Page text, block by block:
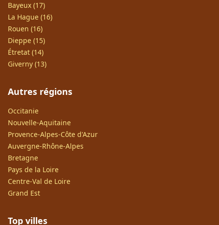
Bayeux (17)
La Hague (16)
Rouen (16)
Dieppe (15)
Étretat (14)
Giverny (13)
Autres régions
Occitanie
Nouvelle-Aquitaine
Provence-Alpes-Côte d'Azur
Auvergne-Rhône-Alpes
Bretagne
Pays de la Loire
Centre-Val de Loire
Grand Est
Top villes